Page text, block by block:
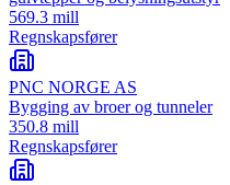
569.3 mill
Regnskapsfører
PNC NORGE AS
Bygging av broer og tunneler
350.8 mill
Regnskapsfører